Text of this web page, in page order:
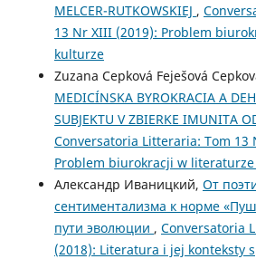
MELCER-RUTKOWSKIEJ ,
13 Nr XIII (2019): Problem
kulturze
Zuzana Cepková Feješová
MEDICÍNSKA BYROKRACIA A
SUBJEKTU V ZBIERKE IMUNITA
Conversatoria Litteraria: Tom 13
Problem biurokracji w
Александр Иваницкий, От
сентиментализма к норме
пути эволюции , Conversatoria
(2018): Literatura i jej konteksty